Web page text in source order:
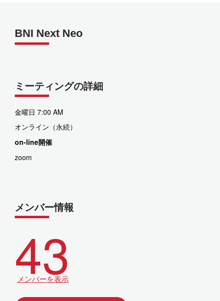
BNI Next Neo
ミーティングの詳細
金曜日 7:00 AM
オンライン（永続）
on-line開催
zoom
メンバー情報
43
メンバーを表示